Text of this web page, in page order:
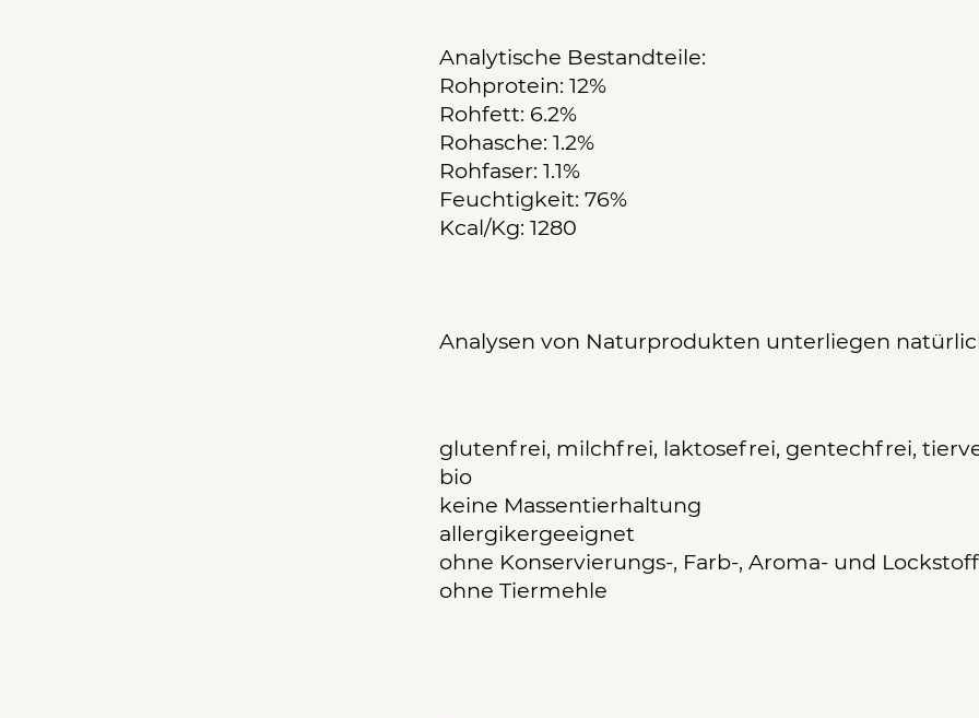
Analytische Bestandteile:
Rohprotein: 12%
Rohfett: 6.2%
Rohasche: 1.2%
Rohfaser: 1.1%
Feuchtigkeit: 76%
Kcal/Kg: 1280
Analysen von Naturprodukten unterliegen
glutenfrei, milchfrei, laktosefrei, gentechfrei,
bio
keine Massentierhaltung
allergikergeeignet
ohne Konservierungs-, Farb-, Aroma- und
ohne Tiermehle